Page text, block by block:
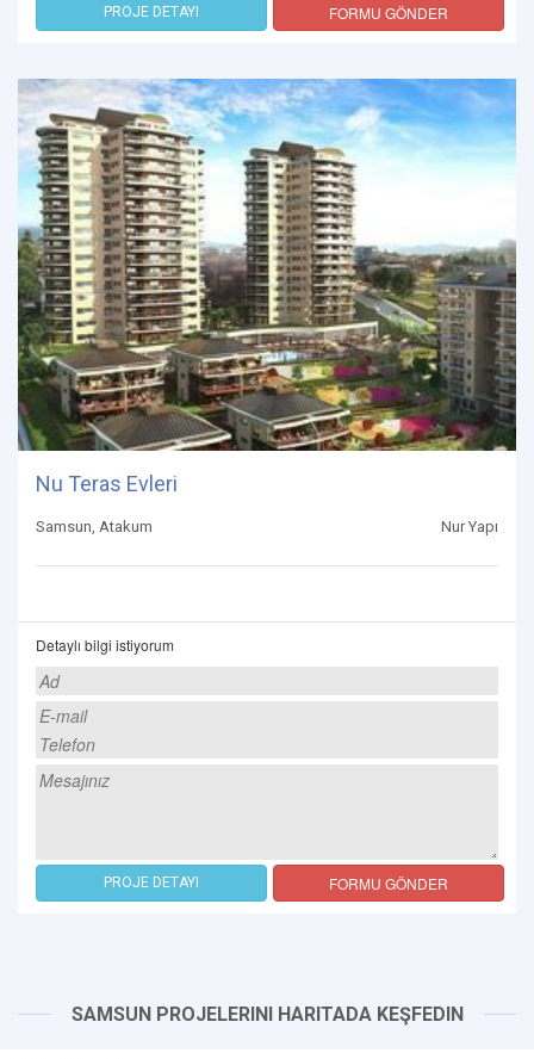
PROJE DETAYI FORMU GÖNDER
Nu Teras Evleri
Samsun, Atakum Nur Yapı
Detaylı bilgi istiyorum
PROJE DETAYI FORMU GÖNDER
SAMSUN PROJELERINI HARITADA KEŞFEDIN